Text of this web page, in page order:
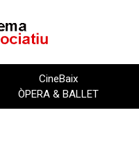
CineBaix
ÒPERA & BALLET